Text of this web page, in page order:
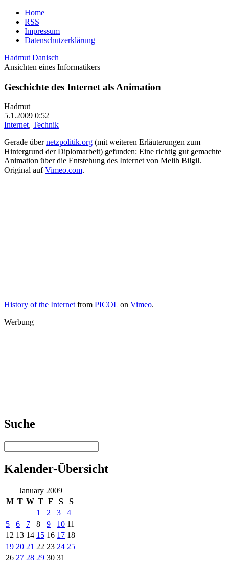
Home
RSS
Impressum
Datenschutzerklärung
Hadmut Danisch
Ansichten eines Informatikers
Geschichte des Internet als Animation
Hadmut
5.1.2009 0:52
Internet, Technik
Gerade übernetzpolitik.org (mit weiteren Erläuterungen zum
Hintergrund der Diplomarbeit) gefunden: Eine richtig gut gemachte
Animation über die Entstehung des Internet von Melih Bilgil.
Original aufVimeo.com.
History of the Internetfrom PICOL on Vimeo.
Werbung
Suche
Kalender-Übersicht
January 2009
M T W T F S
S
1
2 3
4
5
6 7 8 9 10 11
12 13 14 15 16 17 18
19 20 21 22 23 24 25
26 27 28 29 30 31